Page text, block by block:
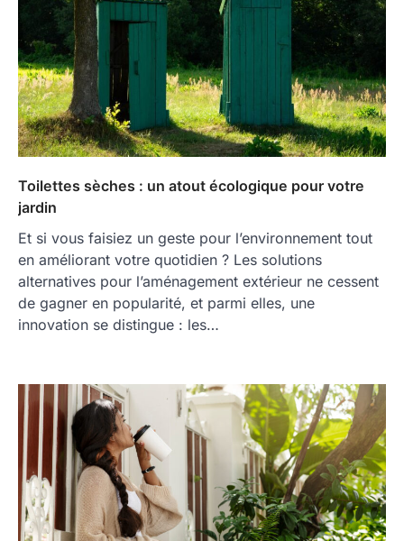
Toilettes sèches : un atout écologique pour votre
jardin
Et si vous faisiez un geste pour l’environnement tout
en améliorant votre quotidien ? Les solutions
alternatives pour l’aménagement extérieur ne cessent
de gagner en popularité, et parmi elles, une
innovation se distingue : les…